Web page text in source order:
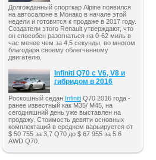
Долгожданный спорткар Alpine появился
на автосалоне в Монако в начале этой
недели и готовится к продаже в 2017 году.
Создатели этого Renault утверждают, что
он способен разогнаться на 0-62 миль в
час менее чем за 4,5 секунды, во многом
благодаря своему облегченному
двигателю.
Infiniti Q70 с V6, V8 и
гибридом в 2016
Роскошный седан Infiniti Q70 2016 года -
ранее известный как M35/ M45, на
сегодняшний день уже выставлен на
продажу. Стоимость девяти основных
комплектаций в среднем варьируется от
$ 50 755 за 3,7 Q70 до $ 67 955 за 5.6
AWD Q70.